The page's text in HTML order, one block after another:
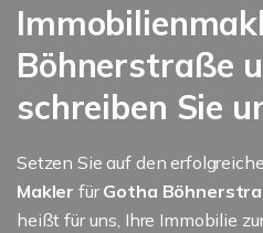
Böhnerstraße
schreiben Sie
Setzen Sie auf den
Makler fürGotha
heißt für uns, Ihre Immobilie